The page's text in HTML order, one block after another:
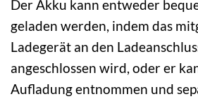
Der Akku kann entweder
geladen werden, indem das
Ladegerät an den
angeschlossen wird, oder er
Aufladung entnommen und